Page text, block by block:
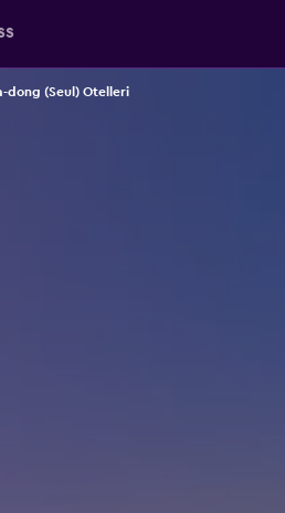
dong (Seul) Otelleri